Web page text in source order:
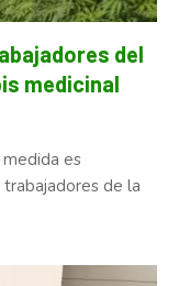
del
medicinal
es
de la